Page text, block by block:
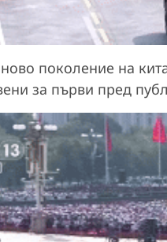
поколение на
за първи пред